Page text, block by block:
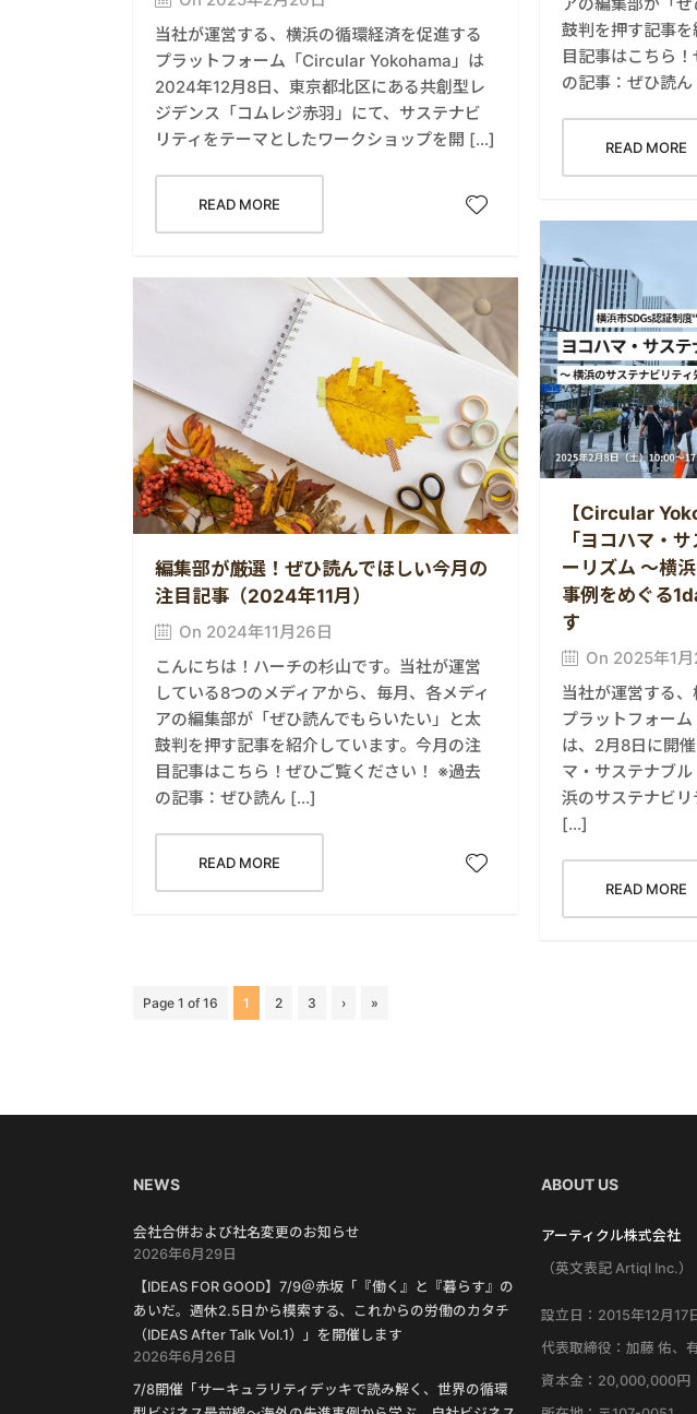
アの編集部が「
鼓判を押す記事
目記事はこちら
の記事：ぜひ読
READ MORE
当社が運営する、横浜の循環経済を促進する
プラットフォーム「Circular Yokohama」は
2024年12月8日、東京都北区にある共創型レ
ジデンス「コムレジ赤羽」にて、サステナビ
リティをテーマとしたワークショップを開 […]
READ MORE
【Circular
「ヨコハマ・
ーリズム ～横
事例をめぐる
す
On 2025年1
当社が運営する
プラットフォー
は、2月8日に開
マ・サステナブ
浜のサステナビ
[…]
READ MORE
編集部が厳選！ぜひ読んでほしい今月の
注目記事（2024年11月）
On 2024年11月26日
こんにちは！ハーチの杉山です。当社が運営
している8つのメディアから、毎月、各メディ
アの編集部が「ぜひ読んでもらいたい」と太
鼓判を押す記事を紹介しています。今月の注
目記事はこちら！ぜひご覧ください！ ※過去
の記事：ぜひ読ん […]
READ MORE
Page 1 of 16 1 2 3 › »
NEWS
会社合併および社名変更のお知らせ
2026年6月29日
【IDEAS FOR GOOD】7/9＠赤坂「『働く』と『暮らす』の
あいだ。週休2.5日から模索する、これからの労働のカタチ
（IDEAS After Talk Vol.1）」を開催します
2026年6月26日
7/8開催「サーキュラリティデッキで読み解く、世界の循環
ABOUT US
アーティクル株式会社
（英文表記 Artiql Inc.）
設立日：2015年12月17
代表取締役：加藤 佑、
資本金：20,000,000円